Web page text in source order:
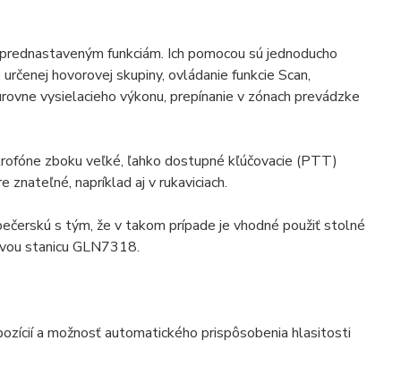
funkciám. Ich pomocou sú jednoducho
hovorovej skupiny, ovládanie funkcie Scan,
vysielacieho výkonu, prepínanie v zónach prevádzke
zboku veľké, ľahko dostupné kľúčovacie (PTT)
napríklad aj v rukaviciach.
s tým, že v takom prípade je vhodné použiť stolné
stanicu GLN7318.
a možnosť automatického prispôsobenia hlasitosti